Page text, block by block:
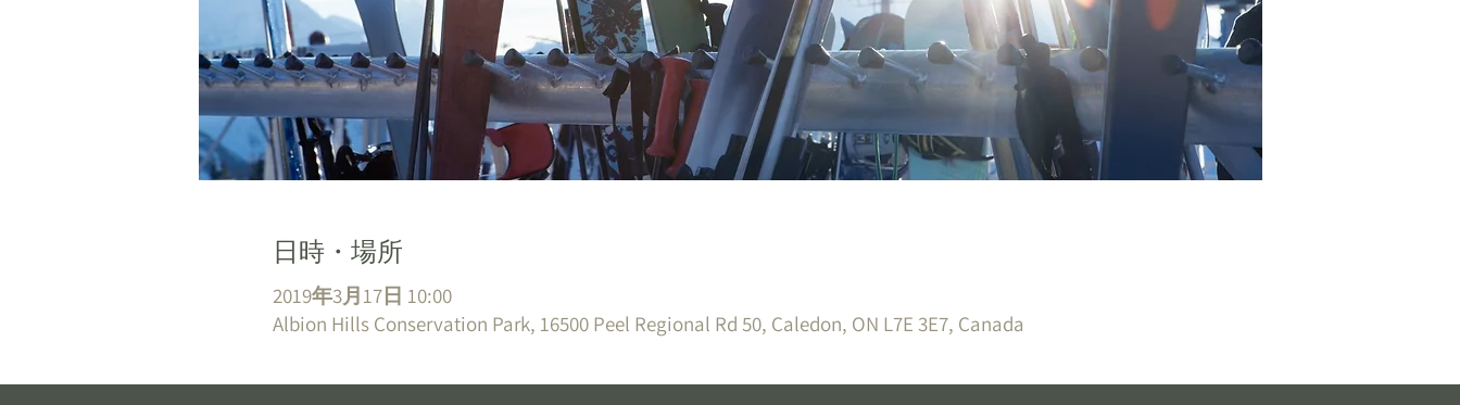
日時・場所
2019年3月17日 10:00
Albion Hills Conservation Park, 16500 Peel Regional Rd 50, Caledon, ON L7E 3E7, Canada